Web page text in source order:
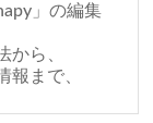
」の編集
から、
報まで、